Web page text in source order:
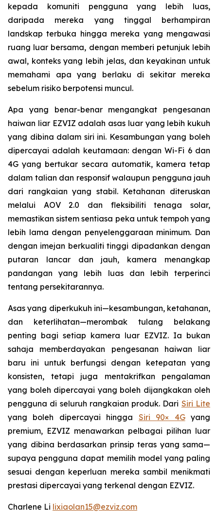
kepada komuniti pengguna yang lebih luas,
daripada mereka yang tinggal berhampiran
landskap terbuka hingga mereka yang mengawasi
ruang luar bersama, dengan memberi petunjuk lebih
awal, konteks yang lebih jelas, dan keyakinan untuk
memahami apa yang berlaku di sekitar mereka
sebelum risiko berpotensi muncul.
Apa yang benar-benar mengangkat pengesanan
haiwan liar EZVIZ adalah asas luar yang lebih kukuh
yang dibina dalam siri ini. Kesambungan yang boleh
dipercayai adalah keutamaan: dengan Wi-Fi 6 dan
4G yang bertukar secara automatik, kamera tetap
dalam talian dan responsif walaupun pengguna jauh
dari rangkaian yang stabil. Ketahanan diteruskan
melalui AOV 2.0 dan fleksibiliti tenaga solar,
memastikan sistem sentiasa peka untuk tempoh yang
lebih lama dengan penyelenggaraan minimum. Dan
dengan imejan berkualiti tinggi dipadankan dengan
putaran lancar dan jauh, kamera menangkap
pandangan yang lebih luas dan lebih terperinci
tentang persekitarannya.
Asas yang diperkukuh ini—kesambungan, ketahanan,
dan keterlihatan—merombak tulang belakang
penting bagi setiap kamera luar EZVIZ. Ia bukan
sahaja memberdayakan pengesanan haiwan liar
baru ini untuk berfungsi dengan ketepatan yang
konsisten, tetapi juga mentakrifkan pengalaman
yang boleh dipercayai yang boleh dijangkakan oleh
pengguna di seluruh rangkaian produk. Dari Siri Lite
yang boleh dipercayai hingga Siri 90× 4Gyang
premium, EZVIZ menawarkan pelbagai pilihan luar
yang dibina berdasarkan prinsip teras yang sama—
supaya pengguna dapat memilih model yang paling
sesuai dengan keperluan mereka sambil menikmati
prestasi dipercayai yang terkenal dengan EZVIZ.
Charlene Li lixiaolan15@ezviz.com